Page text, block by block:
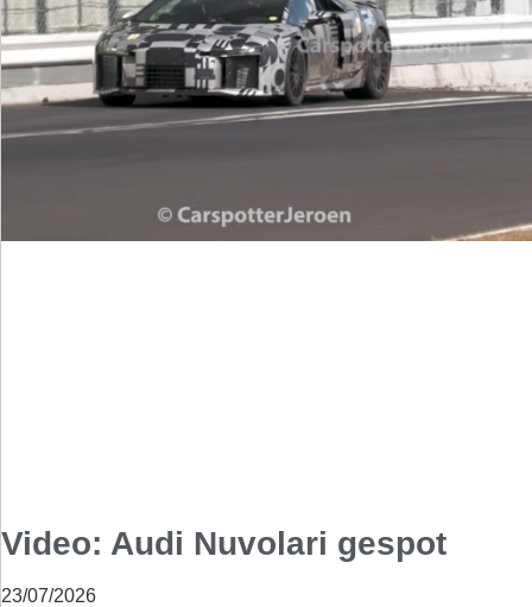
Video: Audi Nuvolari gespot
23/07/2026